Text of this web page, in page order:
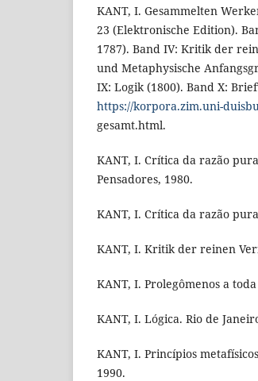
KANT, I. Gesammelten
23 (Elektronische Edition).
1787). Band IV: Kritik der
und Metaphysische
IX: Logik (1800). Band X:
https://korpora.zim.uni-
gesamt.html.
KANT, I. Crítica da razão
Pensadores, 1980.
KANT, I. Crítica da razão
KANT, I. Kritik der reinen
KANT, I. Prolegômenos a
KANT, I. Lógica. Rio de
KANT, I. Princípios
1990.